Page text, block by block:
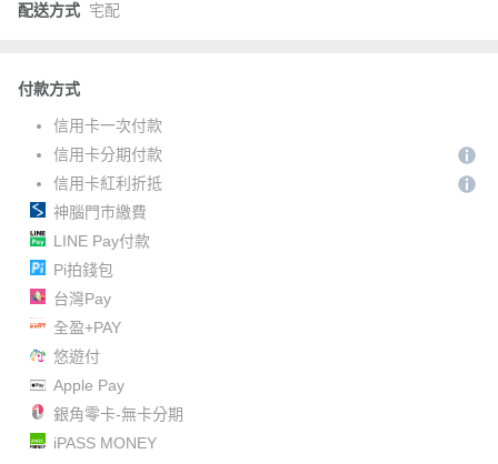
配送方式 宅配
付款方式
信用卡一次付款
信用卡分期付款
信用卡紅利折抵
神腦門市繳費
LINE Pay付款
Pi拍錢包
台灣Pay
全盈+PAY
悠遊付
Apple Pay
銀角零卡-無卡分期
iPASS MONEY